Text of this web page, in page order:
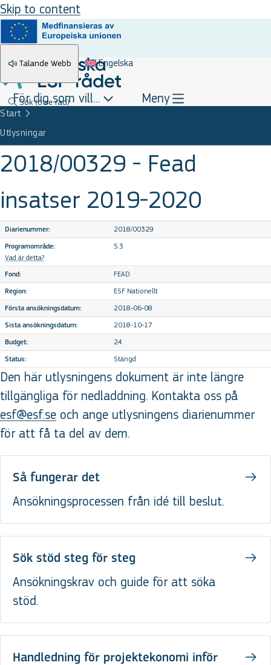
Skip to content
Talande Webb Engelska
Sök(övre rad)
För dig som vill... Meny
Start
Utlysningar
2018/00329 - Fead
insatser 2019-2020
Diarienummer: 2018/00329
Programområde:
Vad är detta?
5.3
Fond: FEAD
Region: ESF Nationellt
Första ansökningsdatum: 2018-06-08
Sista ansökningsdatum: 2018-10-17
Budget: 24
Status: Stängd
Den här utlysningens dokument är inte längre
tillgängliga för nedladdning. Kontakta oss på
esf@esf.se och ange utlysningens diarienummer
för att få ta del av dem.
Så fungerar det
Ansökningsprocessen från idé till beslut.
Sök stöd steg för steg
Ansökningskrav och guide för att söka
stöd.
Handledning för projektekonomi inför